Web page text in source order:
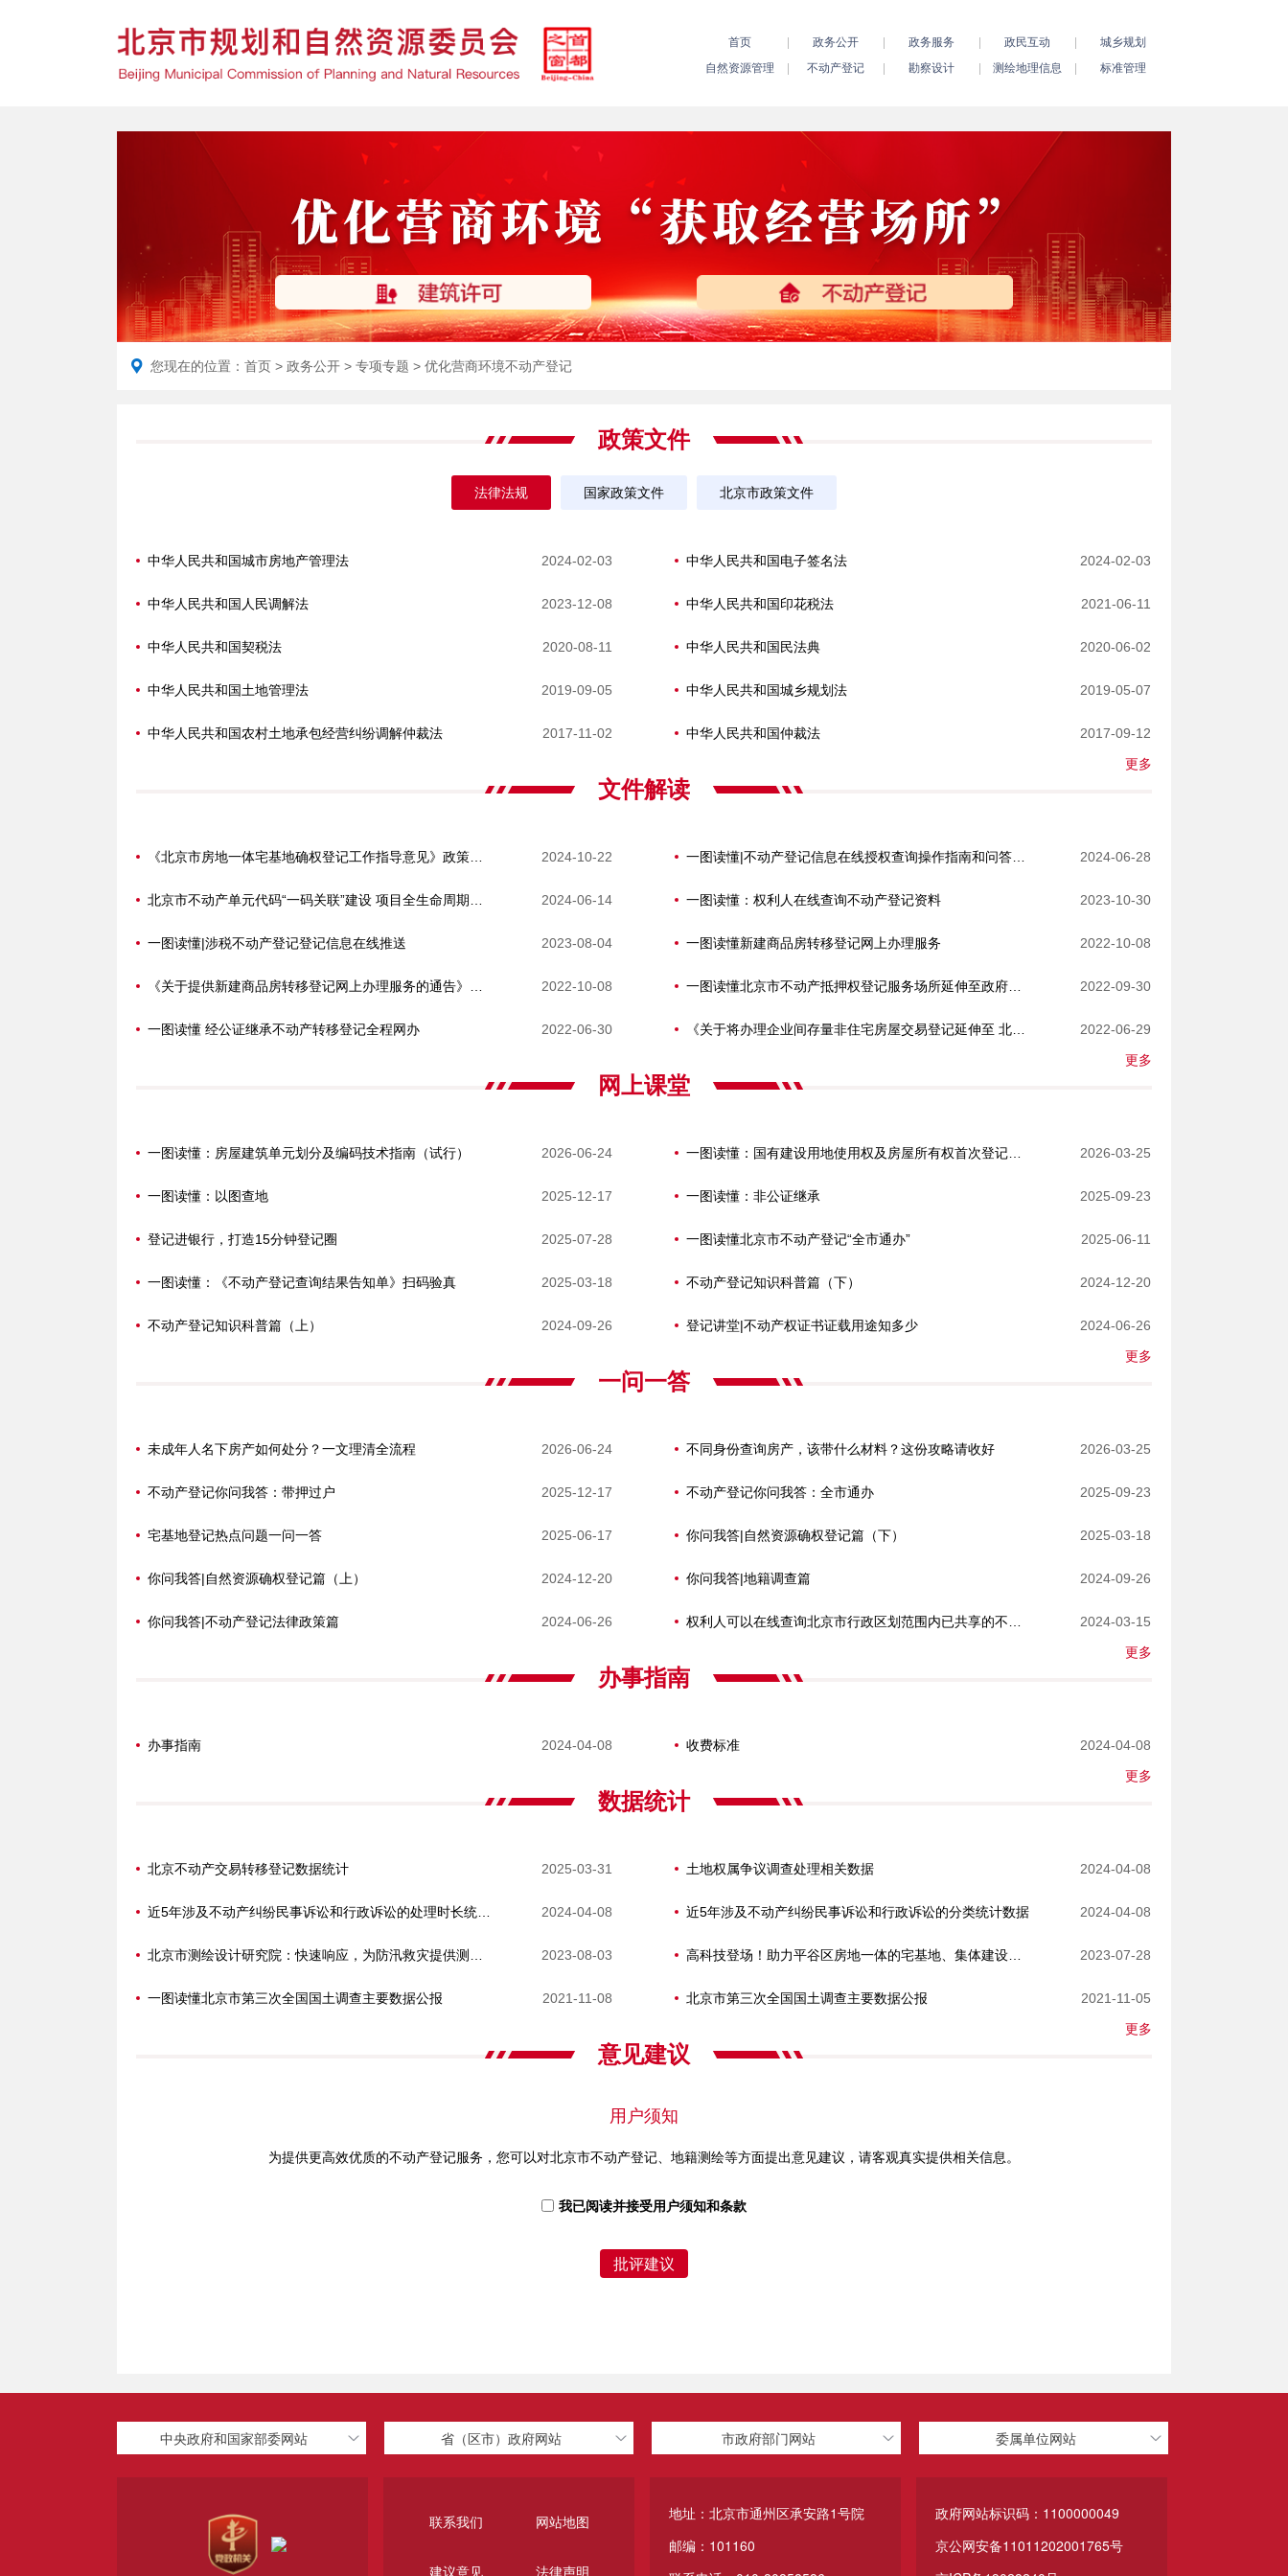
您现在的位置： 首页 > 政务公开 > 专项专题 > 优化营商环境不动产登记
政策文件
法律法规 国家政策文件 北京市政策文件
中华人民共和国城市房地产管理法 2024-02-03 中华人民共和国电子签名法 2024-02-03
中华人民共和国人民调解法 2023-12-08 中华人民共和国印花税法 2021-06-11
中华人民共和国契税法 2020-08-11 中华人民共和国民法典 2020-06-02
中华人民共和国土地管理法 2019-09-05 中华人民共和国城乡规划法 2019-05-07
中华人民共和国农村土地承包经营纠纷调解仲裁法 2017-11-02 中华人民共和国仲裁法 2017-09-12
更多
文件解读
2024-10-22 2024-06-28
2024-06-14 一图读懂：权利人在线查询不动产登记资料 2023-10-30
一图读懂|涉税不动产登记登记信息在线推送 2023-08-04 一图读懂新建商品房转移登记网上办理服务 2022-10-08
2022-10-08 2022-09-30
一图读懂 经公证继承不动产转移登记全程网办 2022-06-30 2022-06-29
更多
网上课堂
一图读懂：房屋建筑单元划分及编码技术指南（试行） 2026-06-24 2026-03-25
一图读懂：以图查地 2025-12-17 一图读懂：非公证继承 2025-09-23
登记进银行，打造15分钟登记圈 2025-07-28 一图读懂北京市不动产登记“全市通办” 2025-06-11
一图读懂：《不动产登记查询结果告知单》扫码验真 2025-03-18 不动产登记知识科普篇（下） 2024-12-20
不动产登记知识科普篇（上） 2024-09-26 登记讲堂|不动产权证书证载用途知多少 2024-06-26
更多
一问一答
未成年人名下房产如何处分？一文理清全流程 2026-06-24 不同身份查询房产，该带什么材料？这份攻略请收好 2026-03-25
不动产登记你问我答：带押过户 2025-12-17 不动产登记你问我答：全市通办 2025-09-23
宅基地登记热点问题一问一答 2025-06-17 你问我答|自然资源确权登记篇（下） 2025-03-18
你问我答|自然资源确权登记篇（上） 2024-12-20 你问我答|地籍调查篇 2024-09-26
你问我答|不动产登记法律政策篇 2024-06-26 2024-03-15
更多
办事指南
办事指南 2024-04-08 收费标准 2024-04-08
更多
数据统计
北京不动产交易转移登记数据统计 2025-03-31 土地权属争议调查处理相关数据 2024-04-08
2024-04-08 近5年涉及不动产纠纷民事诉讼和行政诉讼的分类统计数据 2024-04-08
2023-08-03 2023-07-28
一图读懂北京市第三次全国国土调查主要数据公报 2021-11-08 北京市第三次全国国土调查主要数据公报 2021-11-05
更多
意见建议
用户须知
为提供更高效优质的不动产登记服务，您可以对北京市不动产登记、地籍测绘等方面提出意见建议，请客观真实提供相关信息。
我已阅读并接受用户须知和条款
批评建议